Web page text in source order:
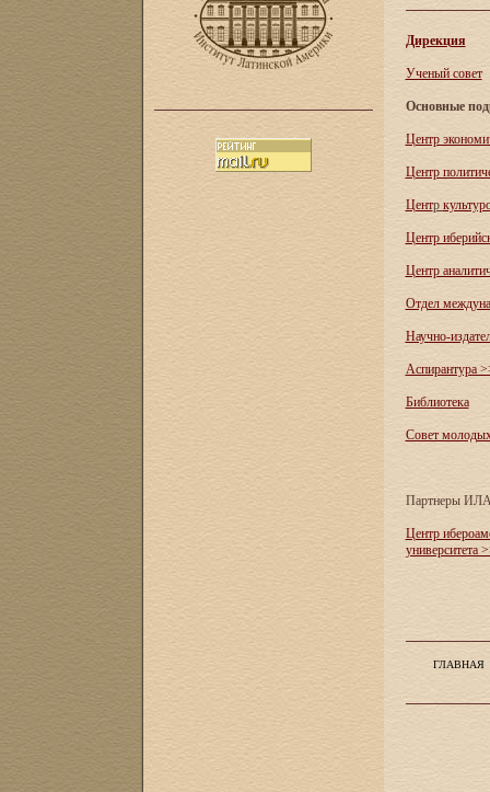
Дирекция
Ученый совет
Основные
Центр
Центр
Центр
Центр
Центр
Отдел
Научно-
Аспирантура
Библиотека
Совет
Партнеры
Центр
университета
ГЛАВНАЯ